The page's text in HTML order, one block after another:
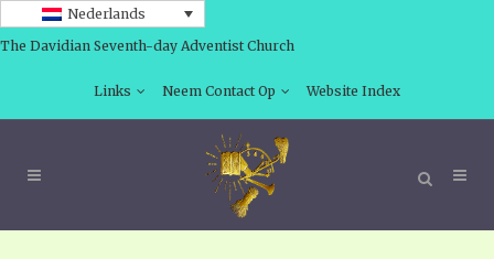
Nederlands
The Davidian Seventh-day Adventist Church
Links Neem Contact Op Website Index